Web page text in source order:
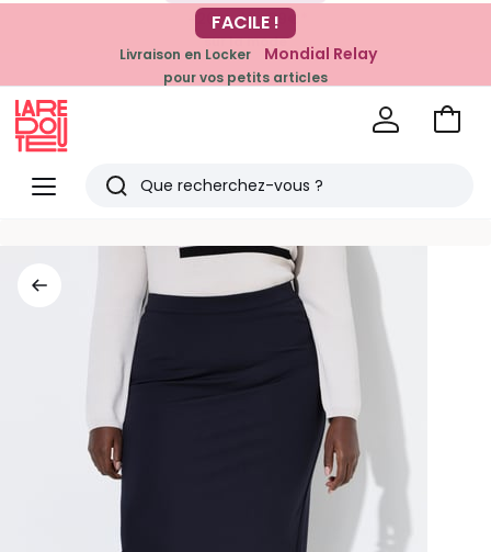
-20% dès 39€*
sur la mode
FACILE !
Livraison en Locker Mondial Relay
pour vos petits articles
Menu
Redoute
Rechercher
articles
Voir